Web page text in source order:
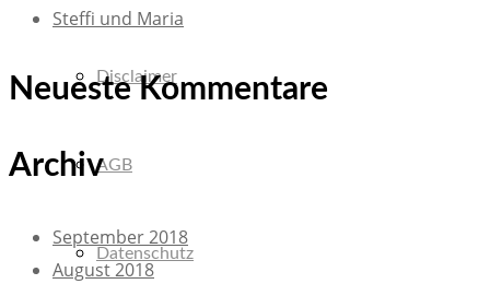
Disclaimer
AGB
Datenschutz
Steffi und Maria
Neueste Kommentare
Archiv
September 2018
August 2018